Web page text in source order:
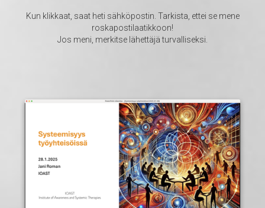
Kun klikkaat, saat heti sähköpostin. Tarkista, ettei se mene
roskapostilaatikkoon!
Jos meni, merkitse lähettäjä turvalliseksi.